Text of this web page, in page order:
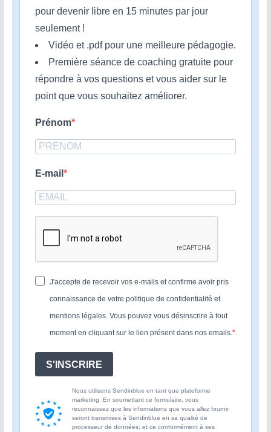
pour devenir libre en 15 minutes par jour
seulement !
Vidéo et .pdf pour une meilleure pédagogie.
Première séance de coaching gratuite pour
répondre à vos questions et vous aider sur le
point que vous souhaitez améliorer.
Prénom
E-mail
J'accepte de recevoir vos e-mails et confirme avoir pris
connaissance de votre politique de confidentialité et
mentions légales. Vous pouvez vous désinscrire à tout
moment en cliquant sur le lien présent dans nos emails.
S'INSCRIRE
Nous utilisons Sendinblue en tant que plateforme
marketing. En soumettant ce formulaire, vous
reconnaissez que les informations que vous allez fournir
seront transmises à Sendinblue en sa qualité de
processeur de données; et ce conformément à ses